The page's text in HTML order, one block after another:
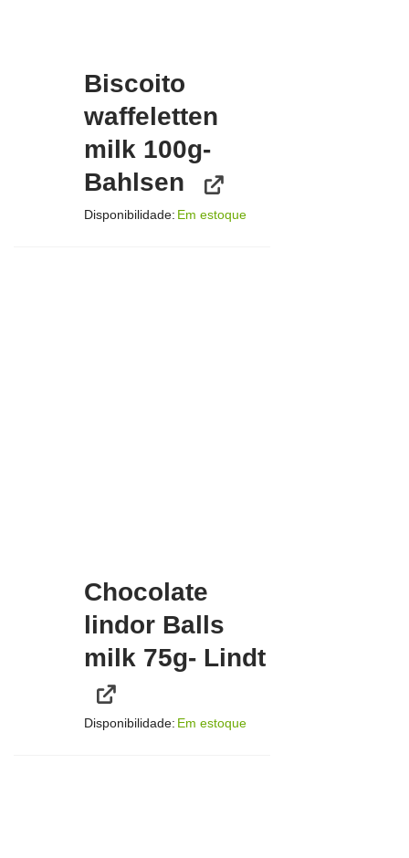
Biscoito
waffeletten
milk 100g-
Bahlsen
Disponibilidade: Em estoque
Chocolate
lindor Balls
milk 75g- Lindt
Disponibilidade: Em estoque